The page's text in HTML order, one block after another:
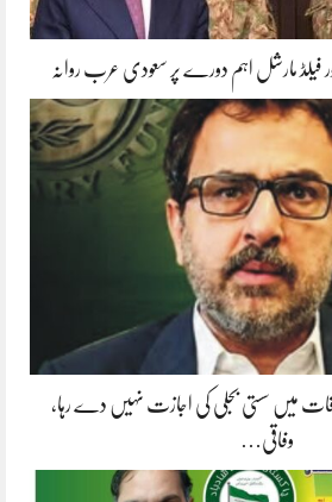
فیلڈ مارشل اہم دورے پر سعودی عرب روانہ
میں سستی بجلی کی اجازت نہیں دے رہا،
وفاقی…